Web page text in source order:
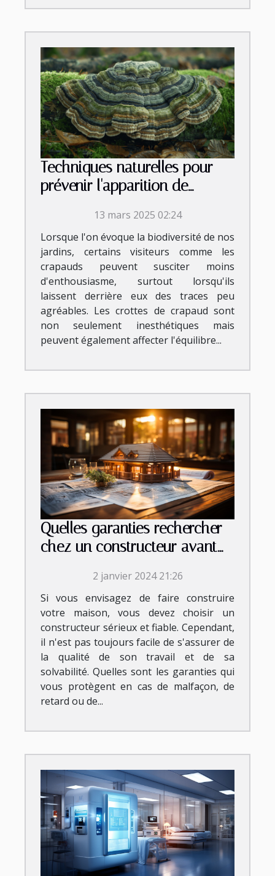
Techniques naturelles pour
prévenir l'apparition de
13 mars 2025 02:24
Lorsque l'on évoque la biodiversité de nos
jardins, certains visiteurs comme les
crapauds peuvent susciter moins
d'enthousiasme, surtout lorsqu'ils
laissent derrière eux des traces peu
agréables. Les crottes de crapaud sont
non seulement inesthétiques mais
peuvent également affecter l'équilibre...
Quelles garanties rechercher
chez un constructeur avant
2 janvier 2024 21:26
Si vous envisagez de faire construire
votre maison, vous devez choisir un
constructeur sérieux et fiable. Cependant,
il n'est pas toujours facile de s'assurer de
la qualité de son travail et de sa
solvabilité. Quelles sont les garanties qui
vous protègent en cas de malfaçon, de
retard ou de...